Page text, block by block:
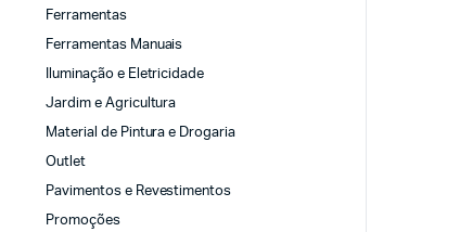
Ferramentas
Ferramentas Manuais
Iluminação e Eletricidade
Jardim e Agricultura
Material de Pintura e Drogaria
Outlet
Pavimentos e Revestimentos
Promoções